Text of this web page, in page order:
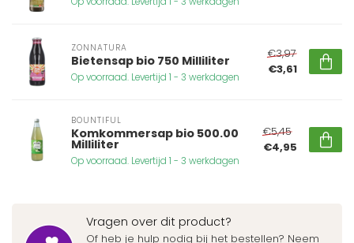
ZONNATURA
Bietensap bio 750 Milliliter
Op voorraad. Levertijd 1 - 3 werkdagen
€3,97
€3,61
BOUNTIFUL
Komkommersap bio 500.00
Milliliter
Op voorraad. Levertijd 1 - 3 werkdagen
€5,45
€4,95
Vragen over dit product?
Of heb je hulp nodig bij het bestellen? Neem